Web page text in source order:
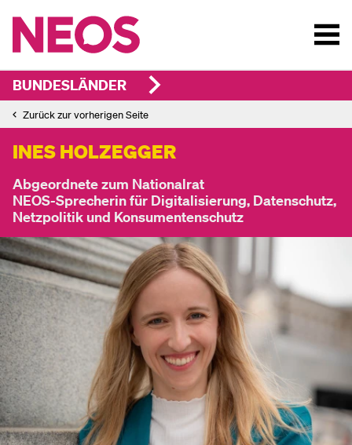
BUNDESLÄNDER
Zurück zur vorherigen Seite
INES HOLZEGGER
Abgeordnete zum Nationalrat
NEOS-Sprecherin für Digitalisierung, Datenschutz,
Netzpolitik und Konsumentenschutz